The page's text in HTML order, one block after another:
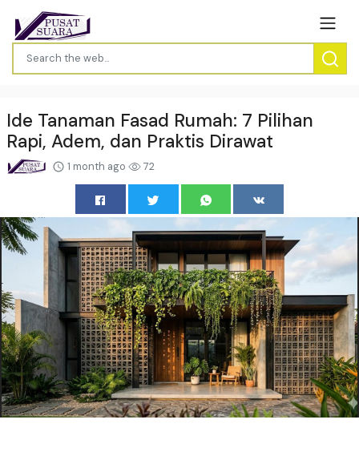
Ide Tanaman Fasad Rumah: 7 Pilihan
Rapi, Adem, dan Praktis Dirawat
1 month ago 72